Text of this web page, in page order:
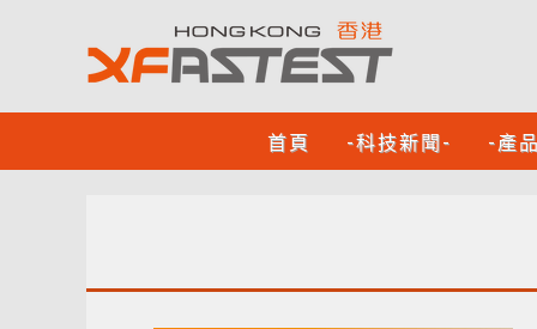
首頁 -科技新聞- -產